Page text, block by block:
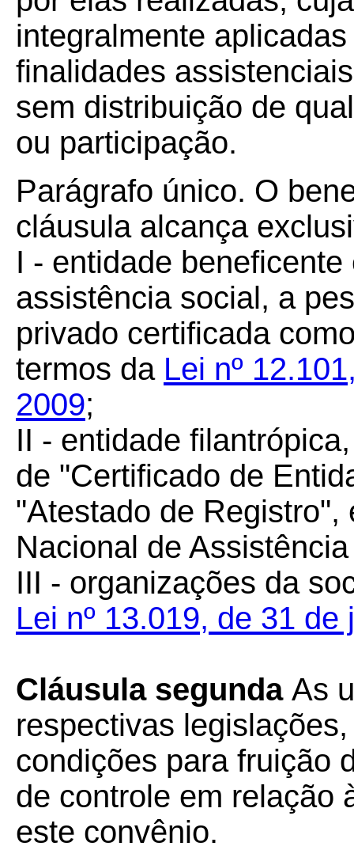
integralmente
finalidades
sem distribuição de
ou participação.
Parágrafo único. O
cláusula alcança
I - entidade
assistência social, a
privado certificada
termos da Lei nº
2009;
II - entidade
de "Certificado de
"Atestado de
Nacional de
III - organizações da
Lei nº 13.019, de 31 de
Cláusula segunda As
respectivas
condições para fruição
de controle em relação
este convênio.